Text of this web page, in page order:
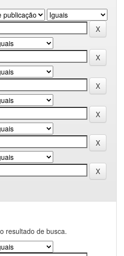
resultado de busca.